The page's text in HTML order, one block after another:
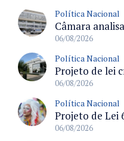
Política Nacional
06/08/2026
Política Nacional
06/08/2026
Política Nacional
06/08/2026